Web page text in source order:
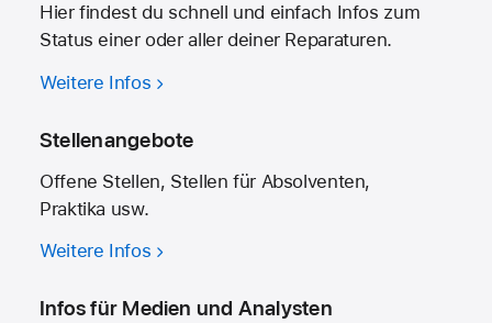
Hier findest du schnell und einfach Infos zum
Status einer oder aller deiner Reparaturen.
Weitere Infos
Stellenangebote
Offene Stellen, Stellen für Absolventen,
Praktika usw.
Weitere Infos
Infos für Medien und Analysten